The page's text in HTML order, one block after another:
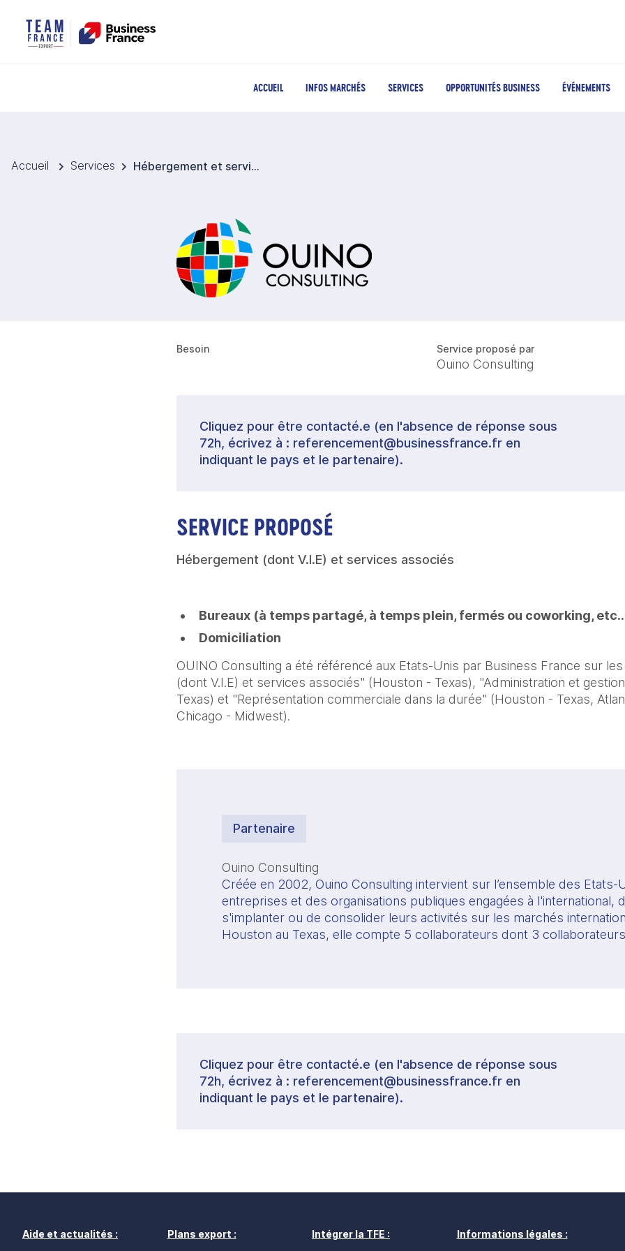
ACCUEIL INFOS MARCHÉS SERVICES OPPORTUNITÉS BUSINESS ÉVÉNEMENTS
Accueil Services Hébergement et services associés Etats-Unis - Ouino Consulting
Besoin Service proposé par
Ouino Consulting
Cliquez pour être contacté.e (en l'absence de réponse sous
72h, écrivez à : referencement@businessfrance.fr en
indiquant le pays et le partenaire).
SERVICE PROPOSÉ
Hébergement (dont V.I.E) et services associés
Bureaux (à temps partagé, à temps plein, fermés ou coworking,
Domiciliation
OUINO Consulting a été référencé aux Etats-Unis par Business France sur
(dont V.I.E) et services associés" (Houston - Texas), "Administration et
Texas) et "Représentation commerciale dans la durée" (Houston - Texas,
Chicago - Midwest).
Partenaire
Ouino Consulting
Créée en 2002, Ouino Consulting intervient sur l’ensemble des Etats-
entreprises et des organisations publiques engagées à l'international,
s'implanter ou de consolider leurs activités sur les marchés
Houston au Texas, elle compte 5 collaborateurs dont 3
Cliquez pour être contacté.e (en l'absence de réponse sous
72h, écrivez à : referencement@businessfrance.fr en
indiquant le pays et le partenaire).
Aide et actualités : Plans export : Intégrer la TFE : Informations légales :